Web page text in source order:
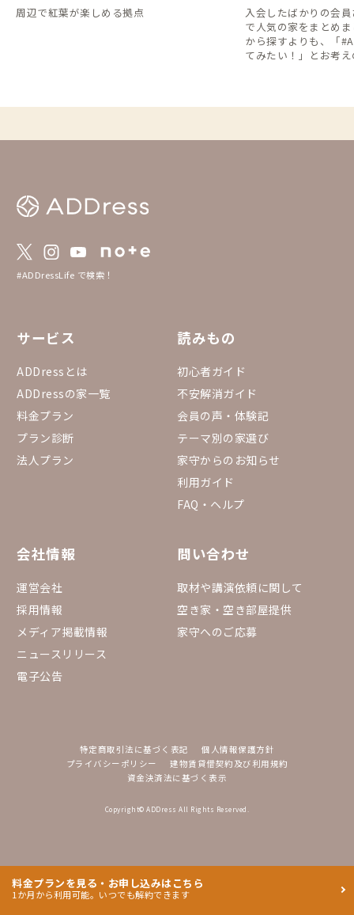
周辺で紅葉が楽しめる拠点
入会したばかりの会
で人気の家をまとめ
から探すよりも、「
てみたい！」とお考
#ADDressLife で検索！
サービス
ADDressとは
ADDressの家一覧
料金プラン
プラン診断
法人プラン
読みもの
初心者ガイド
不安解消ガイド
会員の声・体験記
テーマ別の家選び
家守からのお知らせ
利用ガイド
FAQ・ヘルプ
会社情報
運営会社
採用情報
メディア掲載情報
ニュースリリース
電子公告
問い合わせ
取材や講演依頼に関して
空き家・空き部屋提供
家守へのご応募
特定商取引法に基づく表記
個人情報保護方針
プライバシーポリシー
建物賃貸借契約及び利用規約
資金決済法に基づく表示
Copyright© ADDress All Rights Reserved.
料金プランを見る・お申し込みはこちら
1か月から利用可能。いつでも解約できます